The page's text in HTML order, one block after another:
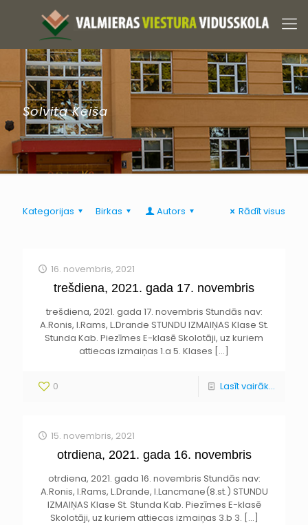
Solvita Keiša
Kategorijas Birkas Autors Rādīt visus
16. novembris, 2021
trešdiena, 2021. gada 17. novembris
trešdiena, 2021. gada 17. novembris Stundās nav:
A.Ronis, I.Rams, L.Drande STUNDU IZMAIŅAS Klase St.
Stunda Kab. Piezīmes E-klasē Skolotāji, uz kuriem
attiecas izmaiņas 1.a 5. Klases […]
0 Lasīt vairāk...
15. novembris, 2021
otrdiena, 2021. gada 16. novembris
otrdiena, 2021. gada 16. novembris Stundās nav:
A.Ronis, I.Rams, L.Drande, I.Lancmane(8.st.) STUNDU
IZMAIŅAS Klase St. Stunda Kab. Piezīmes E-klasē
Skolotāji, uz kuriem attiecas izmaiņas 3.b 3. […]